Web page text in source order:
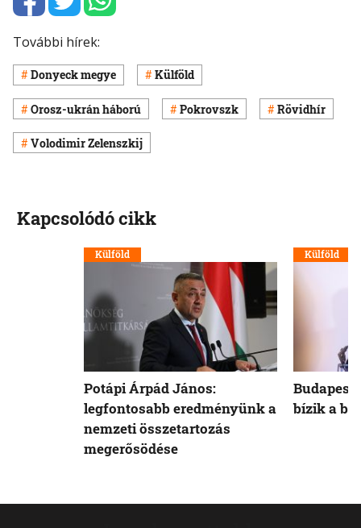
További hírek:
Donyeck megye Külföld
Orosz-ukrán háború Pokrovszk Rövidhír
Volodimir Zelenszkij
Kapcsolódó cikk
Külföld
Potápi Árpád János:
legfontosabb eredményünk a
nemzeti összetartozás
megerősödése
Külföld
Budapest
bízik a